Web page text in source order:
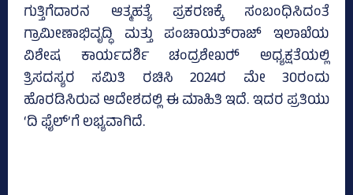
ಗುತ್ತಿಗೆದಾರನ ಆತ್ಮಹತ್ಯೆ ಪ್ರಕರಣಕ್ಕೆ ಸಂಬಂಧಿಸಿದಂತೆ
ಗ್ರಾಮೀಣಾಭಿವೃದ್ಧಿ ಮತ್ತು ಪಂಚಾಯತ್‌ರಾಜ್‌ ಇಲಾಖೆಯ
ವಿಶೇಷ ಕಾರ್ಯದರ್ಶಿ ಚಂದ್ರಶೇಖರ್‍‌ ಅಧ್ಯಕ್ಷತೆಯಲ್ಲಿ
ತ್ರಿಸದಸ್ಯರ ಸಮಿತಿ ರಚಿಸಿ 2024ರ ಮೇ 30ರಂದು
ಹೊರಡಿಸಿರುವ ಆದೇಶದಲ್ಲಿ ಈ ಮಾಹಿತಿ ಇದೆ. ಇದರ ಪ್ರತಿಯು
‘ದಿ ಫೈಲ್‌’ಗೆ ಲಭ್ಯವಾಗಿದೆ.